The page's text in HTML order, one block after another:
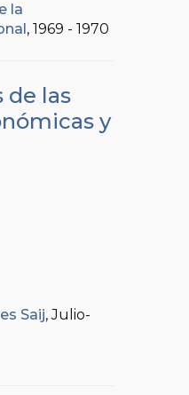
la
, 1969 - 1970
de las
y
Saij, Julio-